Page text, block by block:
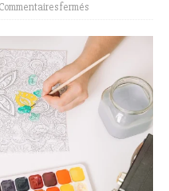
Commentaires fermés